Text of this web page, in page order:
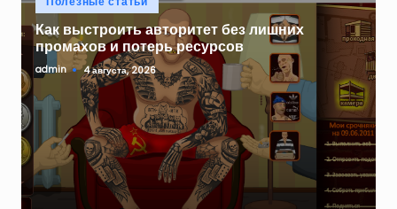
в
Как выстроить авторитет без лишних
промахов и потерь ресурсов
Запись
admin 4 августа, 2026